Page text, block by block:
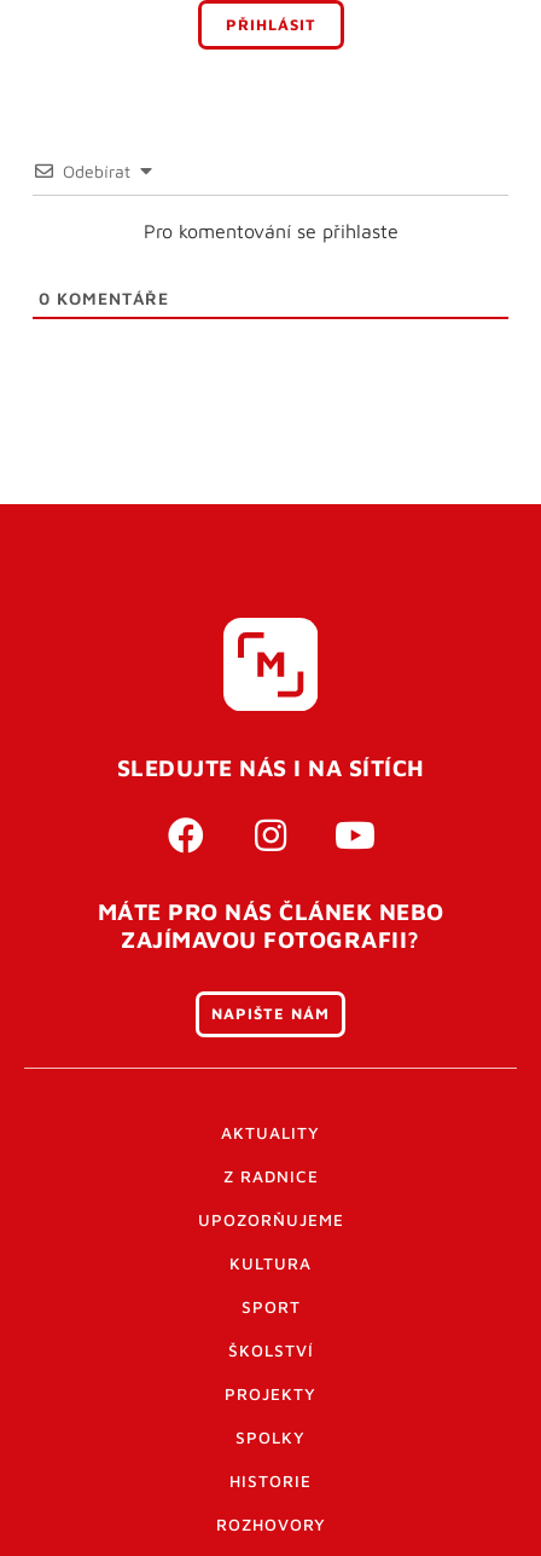
PŘIHLÁSIT
Odebírat
Pro komentování se přihlaste
0 KOMENTÁŘE
SLEDUJTE NÁS I NA SÍTÍCH
MÁTE PRO NÁS ČLÁNEK NEBO
ZAJÍMAVOU FOTOGRAFII?
NAPIŠTE NÁM
AKTUALITY
Z RADNICE
UPOZORŇUJEME
KULTURA
SPORT
ŠKOLSTVÍ
PROJEKTY
SPOLKY
HISTORIE
ROZHOVORY